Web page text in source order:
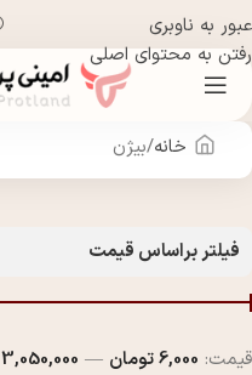
عبور به ناوبری
رفتن به محتوای اصلی
خانه بیژن
فیلتر براساس قیمت
قيمت: 6,000 تومان — 3,050,000 تومان